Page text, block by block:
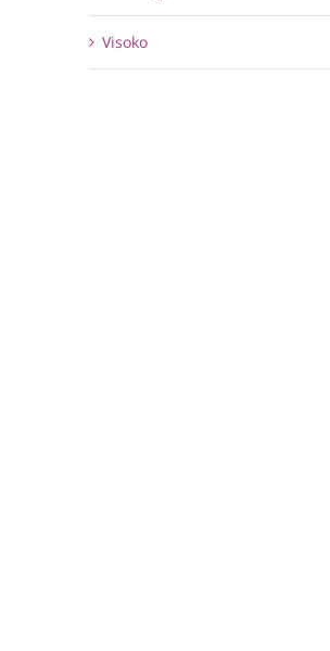
Visoko